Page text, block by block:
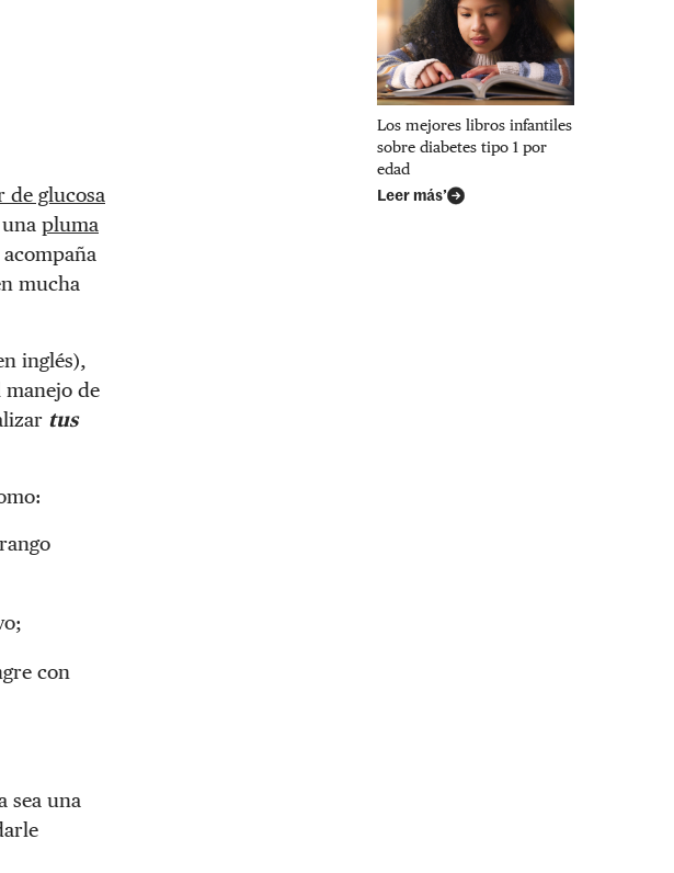
de glucosa
pluma
mucha
inglés),
de
tus
con
sea una
Los mejores libros infantiles
sobre diabetes tipo 1 por
edad
Leer más’